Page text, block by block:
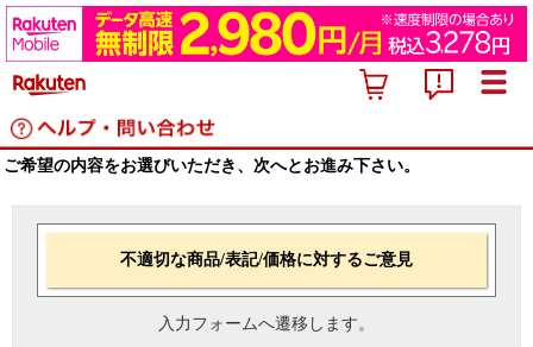
ご希望の内容をお選びいただき、次へとお進み下さい。
不適切な商品/表記/価格に対するご意見
入力フォームへ遷移します。